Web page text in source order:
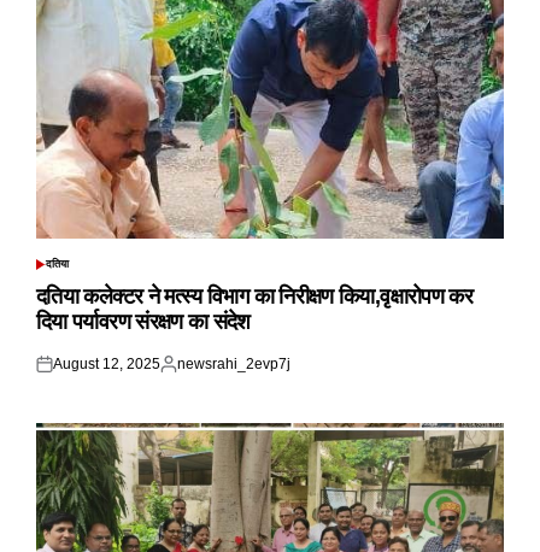
POSTED
दतिया
दतिया कलेक्टर ने मत्स्य विभाग का निरीक्षण किया,वृक्षारोपण कर
दिया पर्यावरण संरक्षण का संदेश
Posted
August 12, 2025
Posted
newsrahi_2evp7j